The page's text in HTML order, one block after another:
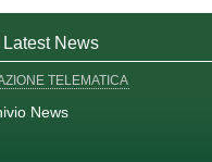
Latest News
TELEMATICA
News